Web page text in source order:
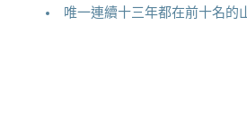
唯一連續十三年都在前十名的山寨幣：